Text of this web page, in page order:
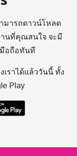
มารถดาวน์โหลด
านที่คุณสนใจ จะมี
อถือทันที
ราได้แล้ววันนี้ ทั้ง
Play